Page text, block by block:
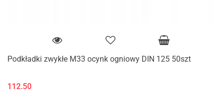
Podkładki zwykłe M33 ocynk ogniowy DIN 125 50szt
112.50